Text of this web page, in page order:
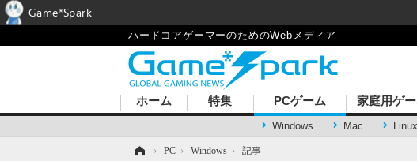
ハードコアゲーマーのためのWebメディア
ホーム 特集 PCゲーム
Windows Mac Linux
家庭用ゲ
› PC › Windows › 記事
Game*Spark